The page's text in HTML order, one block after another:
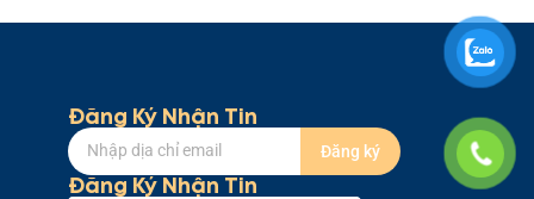
vời cho những buổi tối quyến rũ hay
Đăng Ký Nhận Tin
Đăng ký
Đăng Ký Nhận Tin